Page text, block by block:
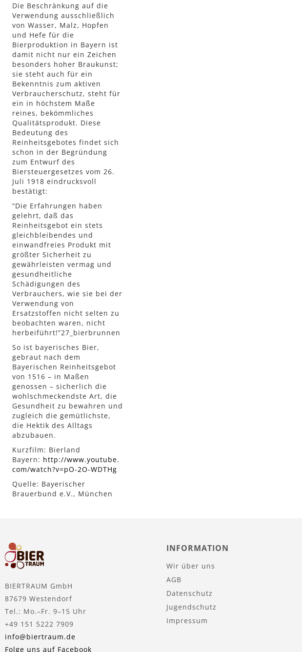
Die Beschränkung auf die
Verwendung ausschließlich
von Wasser, Malz, Hopfen
und Hefe für die
Bierproduktion in Bayern ist
damit nicht nur ein Zeichen
besonders hoher Braukunst;
sie steht auch für ein
Bekenntnis zum aktiven
Verbraucherschutz, steht für
ein in höchstem Maße
reines, bekömmliches
Qualitätsprodukt. Diese
Bedeutung des
Reinheitsgebotes findet sich
schon in der Begründung
zum Entwurf des
Biersteuergesetzes vom 26.
Juli 1918 eindrucksvoll
bestätigt:
“Die Erfahrungen haben
gelehrt, daß das
Reinheitsgebot ein stets
gleichbleibendes und
einwandfreies Produkt mit
größter Sicherheit zu
gewährleisten vermag und
gesundheitliche
Schädigungen des
Verbrauchers, wie sie bei der
Verwendung von
Ersatzstoffen nicht selten zu
beobachten waren, nicht
herbeiführt!”27_bierbrunnen
So ist bayerisches Bier,
gebraut nach dem
Bayerischen Reinheitsgebot
von 1516 – in Maßen
genossen – sicherlich die
wohlschmeckendste Art, die
Gesundheit zu bewahren und
zugleich die gemütlichste,
die Hektik des Alltags
abzubauen.
Kurzfilm: Bierland
Bayern: http://www.youtube.
com/watch?v=pO-2O-WDTHg
Quelle: Bayerischer
Brauerbund e.V., München
BIERTRAUM GmbH
87679 Westendorf
Tel.: Mo.–Fr. 9–15 Uhr
+49 151 5222 7909
info@biertraum.de
Folge uns auf Facebook
INFORMATION
Wir über uns
AGB
Datenschutz
Jugendschutz
Impressum